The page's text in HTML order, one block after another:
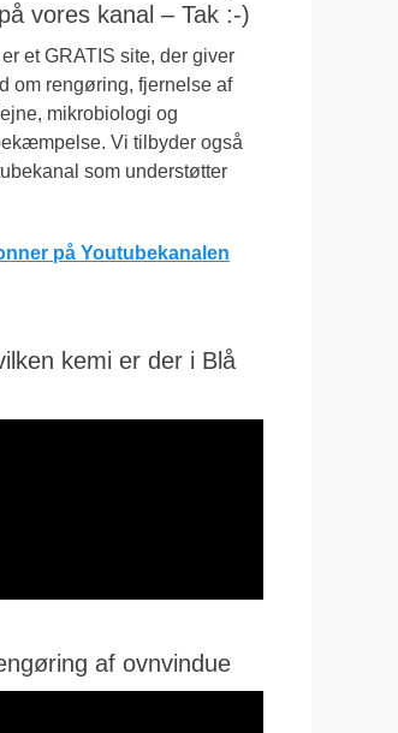
vores kanal – Tak :-)
et GRATIS site, der giver
om rengøring, fjernelse af
mikrobiologi og
Vi tilbyder også
som understøtter
på Youtubekanalen
kemi er der i Blå
af ovnvindue